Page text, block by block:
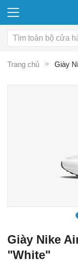
Trang chủ Giày
Giày Nike
"White"